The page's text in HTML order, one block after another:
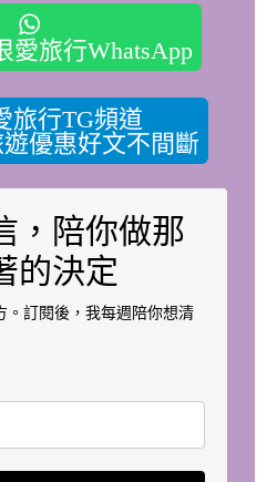
愛旅行WhatsApp
旅行TG頻道
優惠好文不間斷
，陪你做那
的決定
。訂閱後，我每週陪你想清